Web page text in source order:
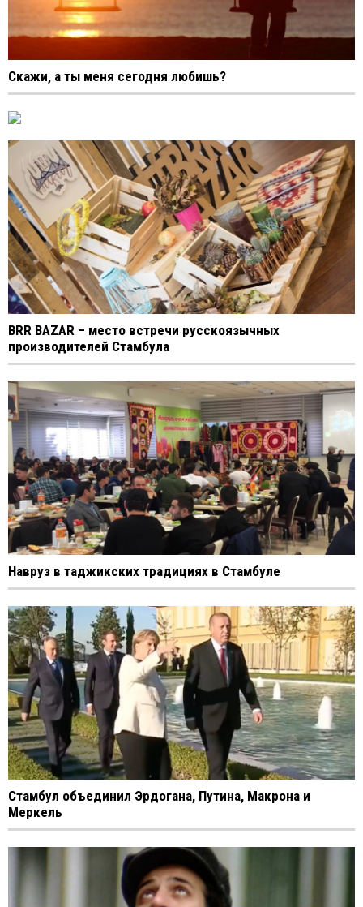
Скажи, а ты меня сегодня любишь?
BRR BAZAR – место встречи русскоязычных
производителей Стамбула
Навруз в таджикских традициях в Стамбуле
Стамбул объединил Эрдогана, Путина, Макрона и
Меркель